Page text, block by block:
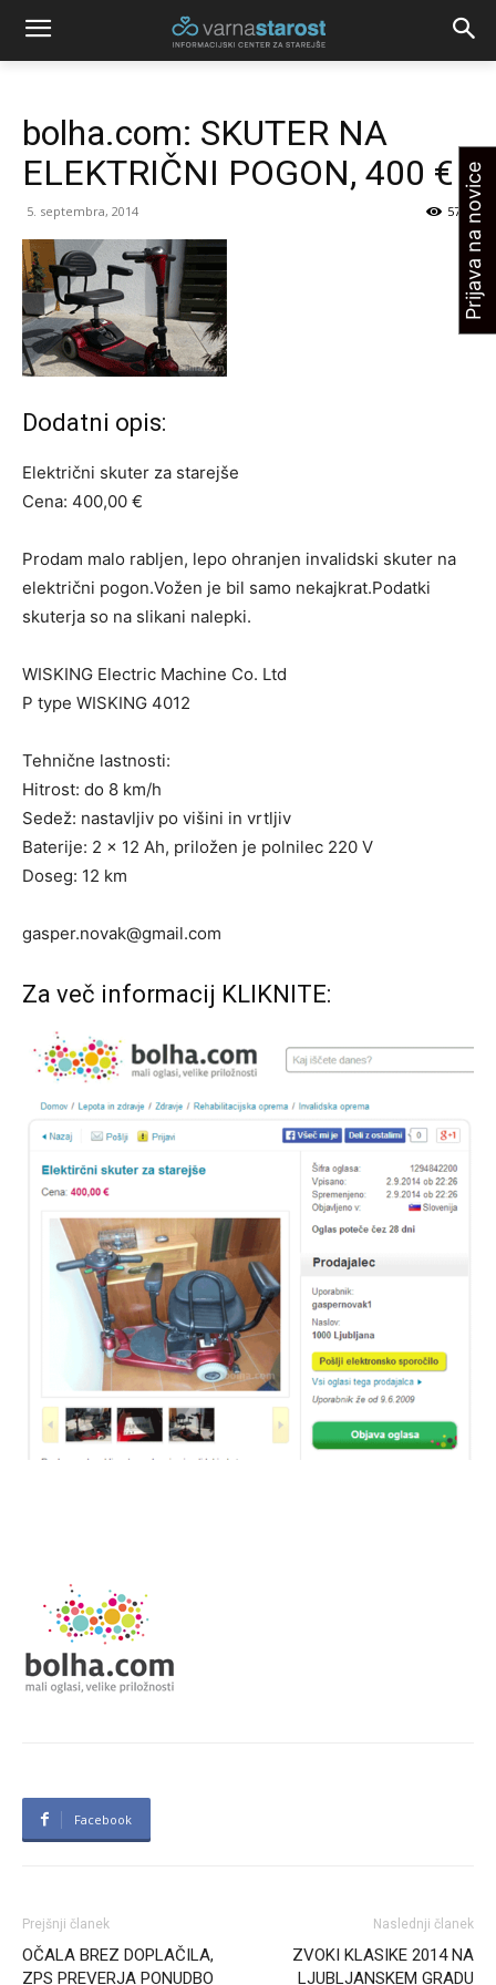
bolha.com: SKUTER NA
ELEKTRIČNI POGON, 400 €
5. septembra, 2014 5741
Dodatni opis:
Električni skuter za starejše
Cena: 400,00 €
Prodam malo rabljen, lepo ohranjen invalidski skuter na
električni pogon.Vožen je bil samo nekajkrat.Podatki
skuterja so na slikani nalepki.
WISKING Electric Machine Co. Ltd
P type WISKING 4012
Tehnične lastnosti:
Hitrost: do 8 km/h
Sedež: nastavljiv po višini in vrtljiv
Baterije: 2 x 12 Ah, priložen je polnilec 220 V
Doseg: 12 km
gasper.novak@gmail.com
Za več informacij KLIKNITE:
Facebook
Prejšnji članek
OČALA BREZ DOPLAČILA,
ZPS PREVERJA PONUDBO
Naslednji članek
ZVOKI KLASIKE 2014 NA
LJUBLJANSKEM GRADU
Prijava na novice